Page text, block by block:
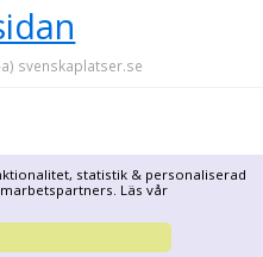
statistik & personaliserad
Läs vår
svenskaplatser.se